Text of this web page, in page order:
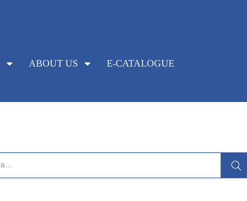
ABOUT US
E-CATALOGUE